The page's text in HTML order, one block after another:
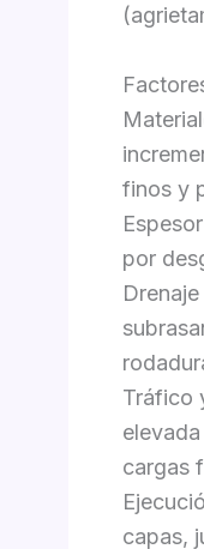
finos y
por
Tráfico
cargas
capas,